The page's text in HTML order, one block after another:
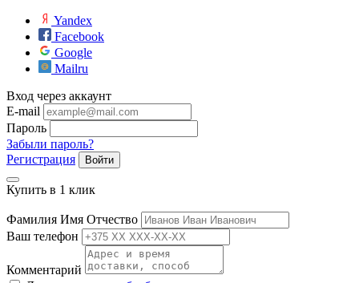
Yandex
Facebook
Google
Mailru
Вход через аккаунт
E-mail
Пароль
Забыли пароль?
Регистрация
Войти
Купить в 1 клик
Фамилия Имя Отчество
Ваш телефон
Комментарий